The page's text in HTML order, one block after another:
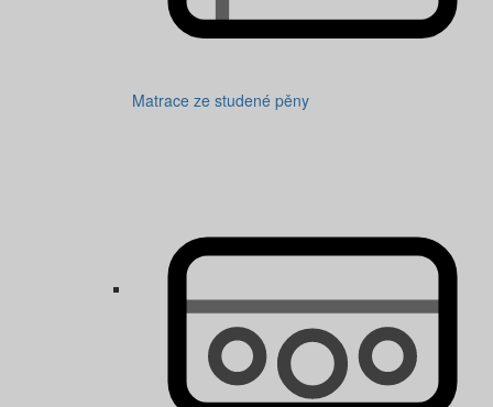
Matrace ze studené pěny